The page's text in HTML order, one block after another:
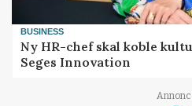
BUSINESS
Ny HR-chef skal koble
Seges Innovation